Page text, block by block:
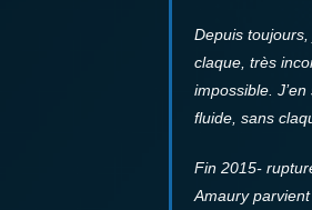
Depuis
claque, très
impossible.
fluide, sans
Fin 2015-
Amaury